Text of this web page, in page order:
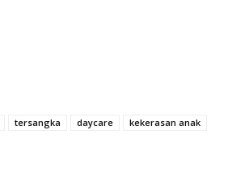
tersangka daycare kekerasan anak